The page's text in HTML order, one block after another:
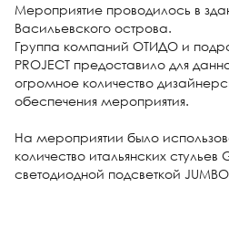
Мероприятие проводилось в
Васильевского острова.
Группа компаний ОТИДО и
PROJECT предоставило для
огромное количество
обеспечения мероприятия.
На мероприятии было
количество итальянских стульев
светодиодной подсветкой JUMBO